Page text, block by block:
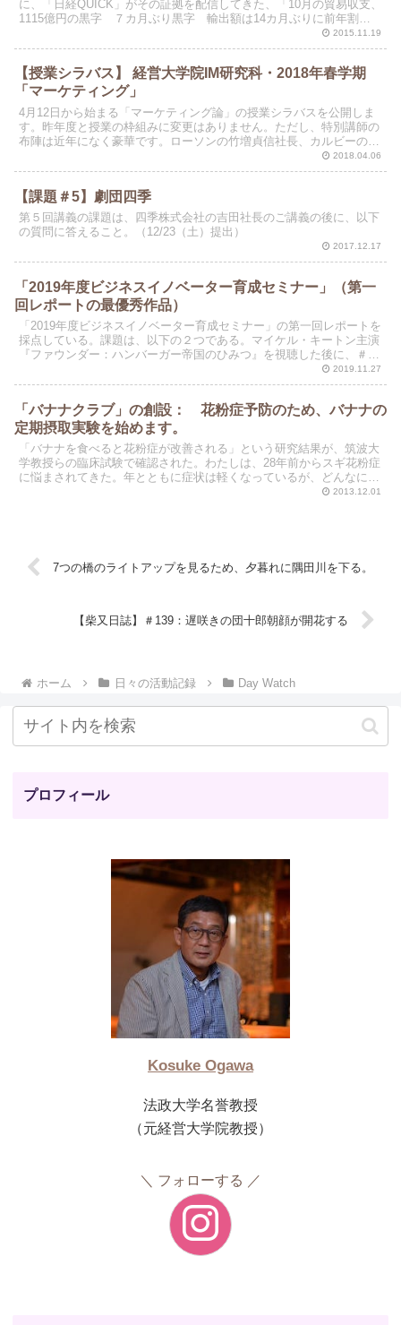
に、「日経QUICK」がその証拠を配信してきた、「10月の貿易収支、
1115億円の黒字 ７カ月ぶり黒字 輸出額は14カ月ぶりに前年割
2015.11.19
【授業シラバス】 経営大学院IM研究科・2018年春学期
「マーケティング」
4月12日から始まる「マーケティング論」の授業シラバスを公開しま
す。昨年度と授業の枠組みに変更はありません。ただし、特別講師の
布陣は近年になく豪華です。ローソンの竹増貞信社長、カルビーの伊
藤秀二社長、やまとの矢嶋孝敏会長、プラネット・テーブ... 2018.04.06
【課題＃5】劇団四季
第５回講義の課題は、四季株式会社の吉田社長のご講義の後に、以下
の質問に答えること。（12/23（土）提出）
2017.12.17
「2019年度ビジネスイノベーター育成セミナー」（第一
回レポートの最優秀作品）
「2019年度ビジネスイノベーター育成セミナー」の第一回レポートを
採点している。課題は、以下の２つである。マイケル・キートン主演
『ファウンダー：ハンバーガー帝国のひみつ』を視聴した後に、＃１
2019.11.27
「バナナクラブ」の創設： 花粉症予防のため、バナナの
定期摂取実験を始めます。
「バナナを食べると花粉症が改善される」という研究結果が、筑波大
学教授らの臨床試験で確認された。わたしは、28年前からスギ花粉症
に悩まされてきた。年とともに症状は軽くなっているが、どんなに手
を尽くしても根治はむずかしかった。だが、朗報が届いた... 2013.12.01
7つの橋のライトアップを見るため、夕暮れに隅田川を下る。
【柴又日誌】＃139：遅咲きの団十郎朝顔が開花する
ホーム 日々の活動記録 Day Watch
プロフィール
Kosuke Ogawa
法政大学名誉教授
（元経営大学院教授）
フォローする